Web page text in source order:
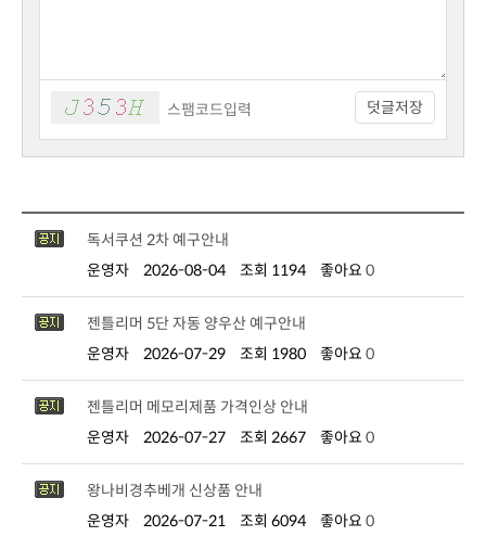
덧글저장
독서쿠션 2차 예구안내
운영자
2026-08-04 조회 1194 좋아요 0
젠틀리머 5단 자동 양우산 예구안내
운영자
2026-07-29 조회 1980 좋아요 0
젠틀리머 메모리제품 가격인상 안내
운영자
2026-07-27 조회 2667 좋아요 0
왕나비경추베개 신상품 안내
운영자
2026-07-21 조회 6094 좋아요 0